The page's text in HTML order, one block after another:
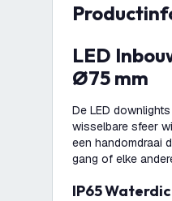
LED Inbouwspot Wit - 5W - IP65 - CCT - COB -
Ø75 mm
De LED
wisselbare sfeer
een handomdraai
gang of elke
IP65